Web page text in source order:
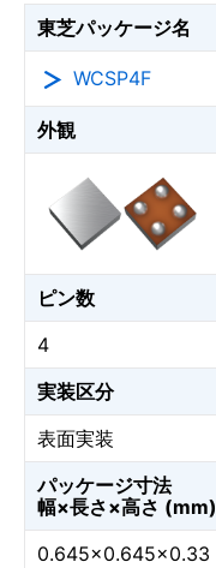
東芝パッケージ名
WCSP4F
外観
ピン数
4
実装区分
表面実装
パッケージ寸法
幅×長さ×高さ (mm)
0.645×0.645×0.33